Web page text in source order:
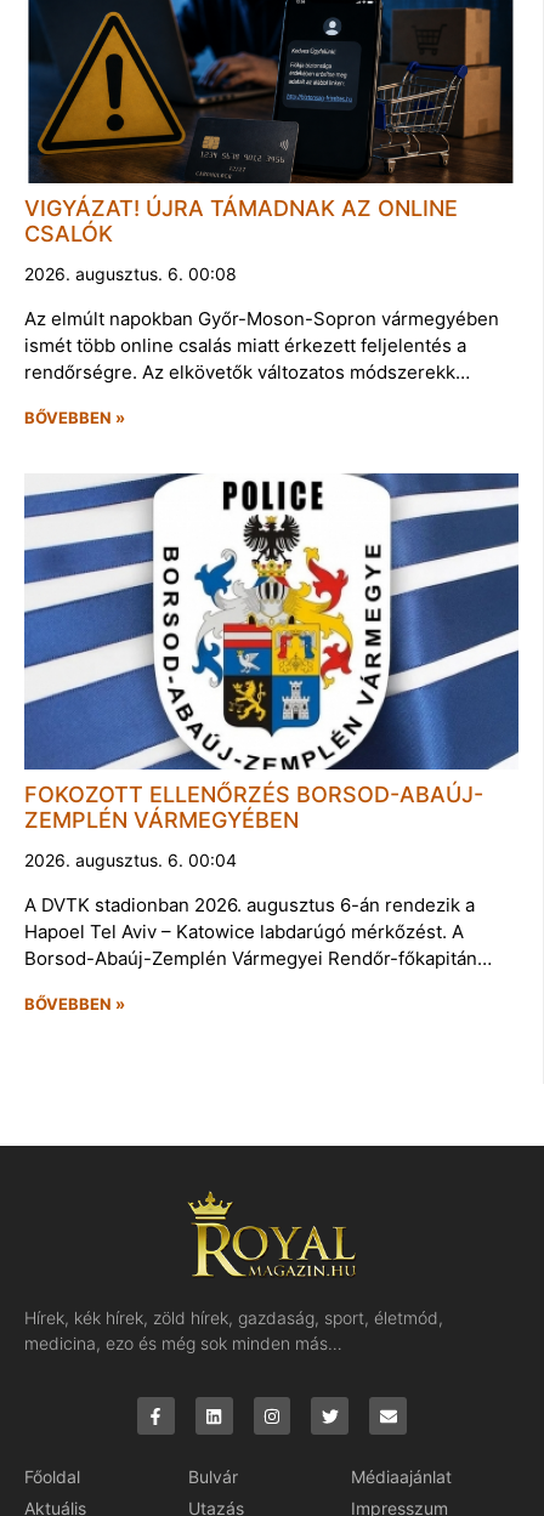
VIGYÁZAT! ÚJRA TÁMADNAK AZ ONLINE
CSALÓK
2026. augusztus. 6. 00:08
Az elmúlt napokban Győr-Moson-Sopron vármegyében
ismét több online csalás miatt érkezett feljelentés a
rendőrségre. Az elkövetők változatos módszerekk…
BŐVEBBEN »
FOKOZOTT ELLENŐRZÉS BORSOD-ABAÚJ-
ZEMPLÉN VÁRMEGYÉBEN
2026. augusztus. 6. 00:04
A DVTK stadionban 2026. augusztus 6-án rendezik a
Hapoel Tel Aviv – Katowice labdarúgó mérkőzést. A
Borsod-Abaúj-Zemplén Vármegyei Rendőr-főkapitán…
BŐVEBBEN »
Hírek, kék hírek, zöld hírek, gazdaság, sport, életmód,
medicina, ezo és még sok minden más…
Főoldal
Aktuális
Bulvár
Utazás
Médiaajánlat
Impresszum